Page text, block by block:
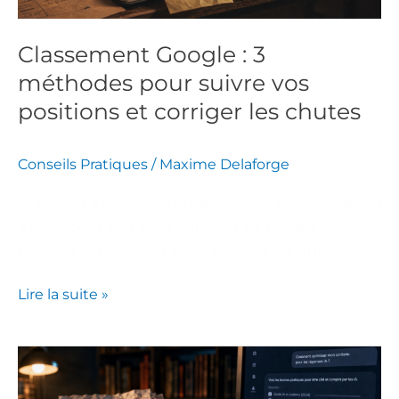
Classement Google : 3
méthodes pour suivre vos
positions et corriger les chutes
Conseils Pratiques / Maxime Delaforge
positions
corriger
les
chutes
Lire la suite »
SEO
sur